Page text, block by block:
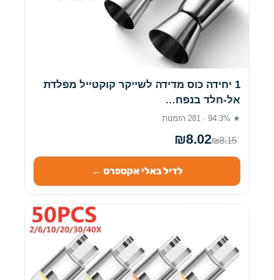
1 יחידה כוס מדידה לשייקר קוקטייל מפלדת
אל-חלד בנפח…
★ 94.3% · 281 הזמנות
₪8.02₪8.15
לדיל באלי אקספרס ←